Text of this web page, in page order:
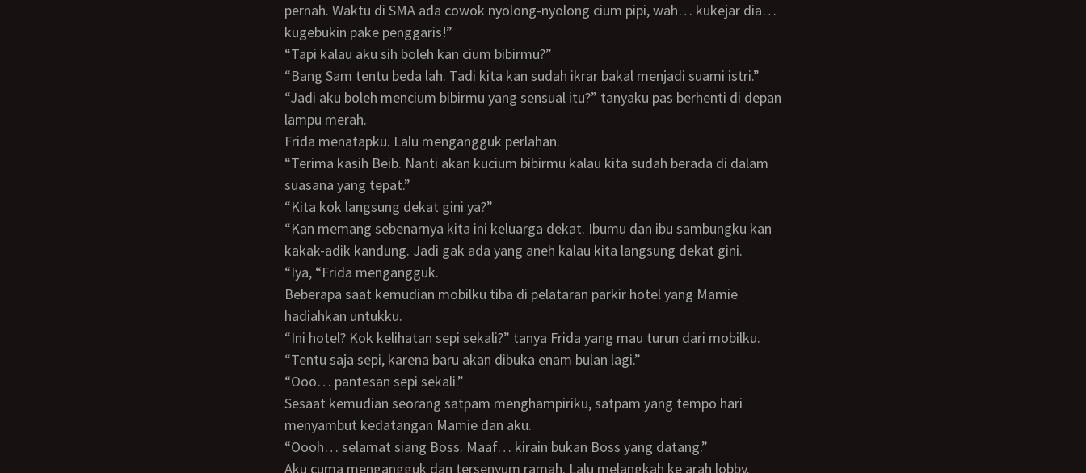
pernah. Waktu di SMA ada cowok nyolong-nyolong cium pipi, wah… kukejar dia…
kugebukin pake penggaris!”
“Tapi kalau aku sih boleh kan cium bibirmu?”
“Bang Sam tentu beda lah. Tadi kita kan sudah ikrar bakal menjadi suami istri.”
“Jadi aku boleh mencium bibirmu yang sensual itu?” tanyaku pas berhenti di depan
lampu merah.
Frida menatapku. Lalu mengangguk perlahan.
“Terima kasih Beib. Nanti akan kucium bibirmu kalau kita sudah berada di dalam
suasana yang tepat.”
“Kita kok langsung dekat gini ya?”
“Kan memang sebenarnya kita ini keluarga dekat. Ibumu dan ibu sambungku kan
kakak-adik kandung. Jadi gak ada yang aneh kalau kita langsung dekat gini.
“Iya, “Frida mengangguk.
Beberapa saat kemudian mobilku tiba di pelataran parkir hotel yang Mamie
hadiahkan untukku.
“Ini hotel? Kok kelihatan sepi sekali?” tanya Frida yang mau turun dari mobilku.
“Tentu saja sepi, karena baru akan dibuka enam bulan lagi.”
“Ooo… pantesan sepi sekali.”
Sesaat kemudian seorang satpam menghampiriku, satpam yang tempo hari
menyambut kedatangan Mamie dan aku.
“Oooh… selamat siang Boss. Maaf… kirain bukan Boss yang datang.”
Aku cuma mengangguk dan tersenyum ramah. Lalu melangkah ke arah lobby.